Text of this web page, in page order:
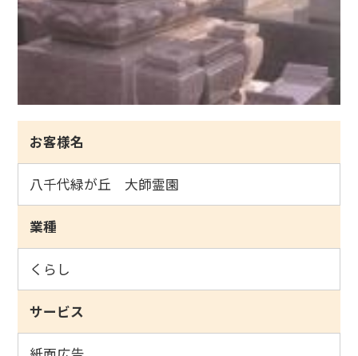
お客様名
八千代緑が丘 大師霊園
業種
くらし
サービス